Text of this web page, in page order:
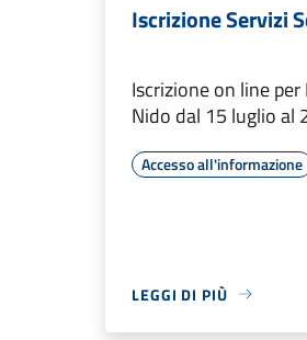
Iscrizione Servizi
Iscrizione on line
Nido dal 15 luglio al
Accesso all'informazione
LEGGI DI PIÙ